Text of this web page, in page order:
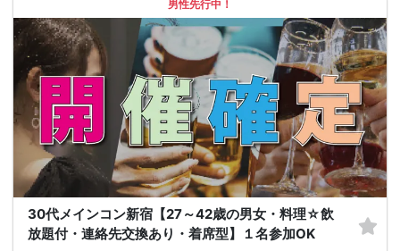
男性先行中！
30代メインコン新宿【27～42歳の男女・料理☆飲
放題付・連絡先交換あり・着席型】１名参加OK